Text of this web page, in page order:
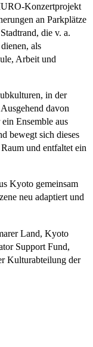
Konzertprojekt
an Parkplätze
die v. a.
als
Arbeit und
in der
davon
Ensemble aus
bewegt sich dieses
und entfaltet ein
Kyoto gemeinsam
neu adaptiert und
Land, Kyoto
Support Fund,
Kulturabteilung der